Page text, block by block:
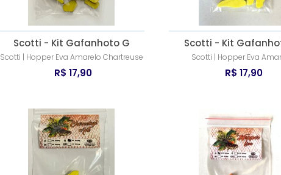
Scotti - Kit Gafanhoto G
Scotti | Hopper Eva Amarelo Chartreuse
R$ 17,90
Scotti - Kit
Scotti | Hopper Eva
R$ 17,90